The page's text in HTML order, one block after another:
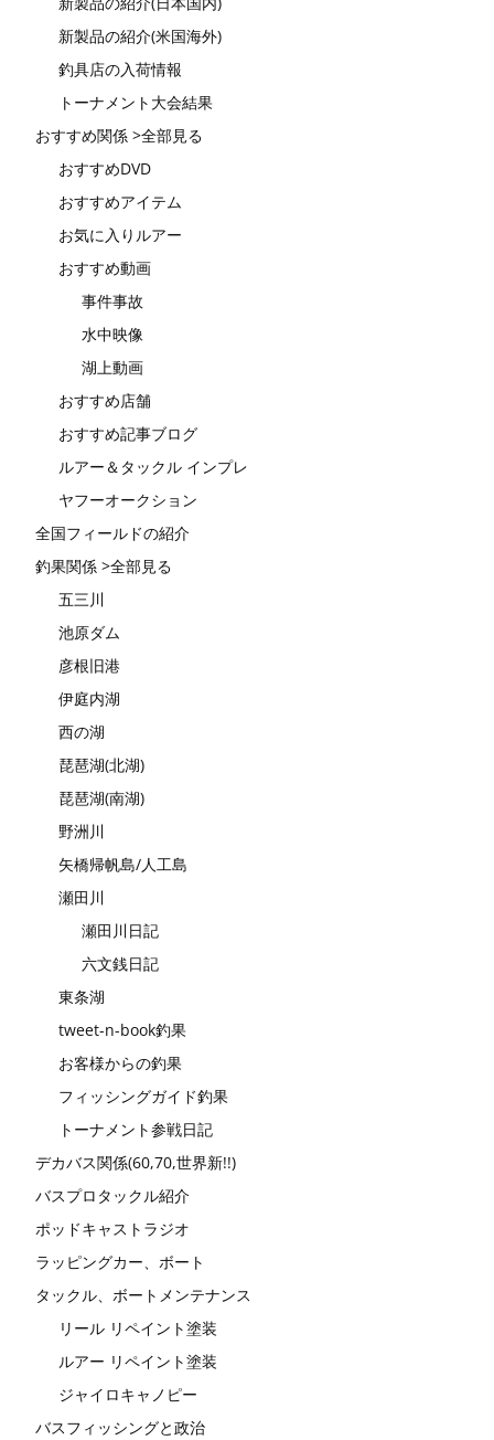
新製品の紹介(米国海外)
釣具店の入荷情報
トーナメント大会結果
おすすめ関係 >全部見る
おすすめDVD
おすすめアイテム
お気に入りルアー
おすすめ動画
事件事故
水中映像
湖上動画
おすすめ店舗
おすすめ記事ブログ
ルアー＆タックル インプレ
ヤフーオークション
全国フィールドの紹介
釣果関係 >全部見る
五三川
池原ダム
彦根旧港
伊庭内湖
西の湖
琵琶湖(北湖)
琵琶湖(南湖)
野洲川
矢橋帰帆島/人工島
瀬田川
瀬田川日記
六文銭日記
東条湖
tweet-n-book釣果
お客様からの釣果
フィッシングガイド釣果
トーナメント参戦日記
デカバス関係(60,70,世界新!!)
バスプロタックル紹介
ポッドキャストラジオ
ラッピングカー、ボート
タックル、ボートメンテナンス
リール リペイント塗装
ルアー リペイント塗装
ジャイロキャノピー
バスフィッシングと政治